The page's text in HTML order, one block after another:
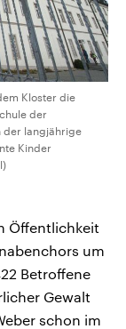
Kloster die
der
der langjährige
Kinder
Öffentlichkeit
um
Betroffene
Gewalt
schon im